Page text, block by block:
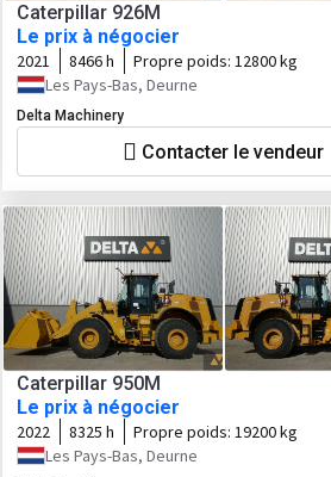
Caterpillar 926M
Le prix à négocier
2021 8466 h Propre poids: 12800 kg
Les Pays-Bas, Deurne
Delta Machinery
Contacter le vendeur
Caterpillar 950M
Le prix à négocier
2022 8325 h Propre poids: 19200 kg
Les Pays-Bas, Deurne